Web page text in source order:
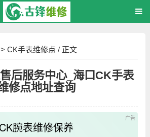
CK手表维修点 / 正文
后服务中心_海口CK手表
修点地址查询
CK腕表维修保养